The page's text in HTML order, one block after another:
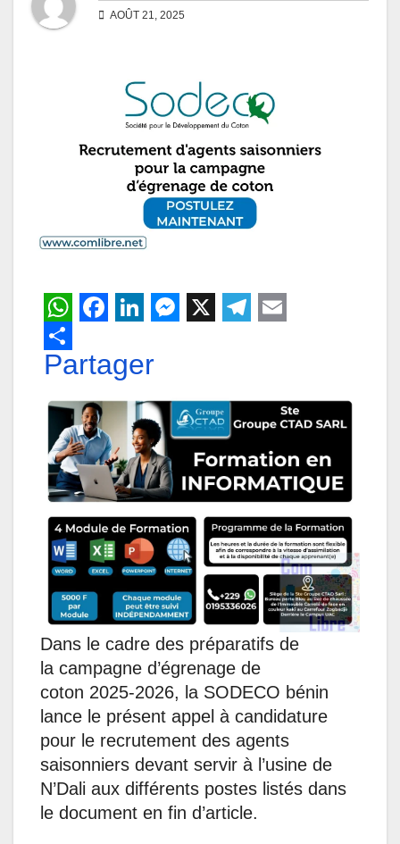
AOÛT 21, 2025
W
h
a
s
A
p
p
a
c
e
b
o
o
k
i
n
k
e
d
I
n
e
s
s
e
n
g
e
r
l
e
g
r
a
m
a
i
l
Partager
Dans le cadre des préparatifs de
la campagne d’égrenage de
coton 2025-2026, la SODECO bénin
lance le présent appel à candidature
pour le recrutement des agents
saisonniers devant servir à l’usine de
N’Dali aux différents postes listés dans
le document en fin d’article.